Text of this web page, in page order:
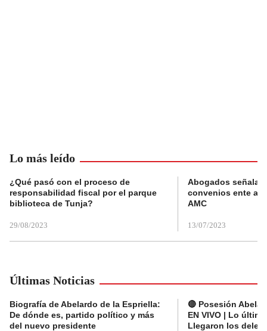
Lo más leído
¿Qué pasó con el proceso de
responsabilidad fiscal por el parque
biblioteca de Tunja?
29/08/2023
Abogados
convenios ente
AMC
13/07/2023
Últimas Noticias
Biografía de Abelardo de la Espriella:
De dónde es, partido político y más
del nuevo presidente
🔴 Posesión
EN VIVO | Lo
Llegaron los